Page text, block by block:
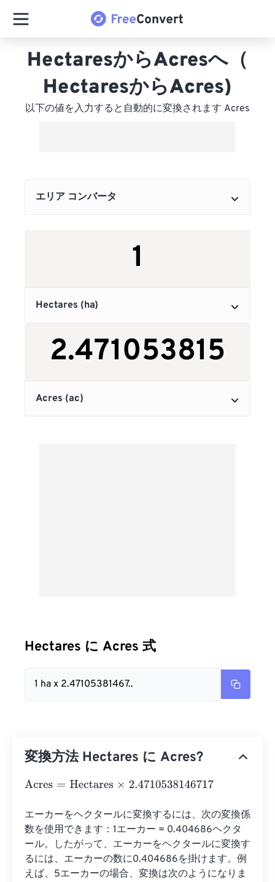
HectaresからAcresへ（
HectaresからAcres)
以下の値を入力すると自動的に変換されます Acres
Hectares に Acres 式
1 ha x 2.47105381467..
変換方法 Hectares に Acres?
Acres= Hectares×2.4710538146717
エーカーをヘクタールに変換するには、次の変換係
数を使用できます：1エーカー = 0.404686ヘクタ
ール。したがって、エーカーをヘクタールに変換す
るには、エーカーの数に0.404686を掛けます。例
えば、5エーカーの場合、変換は次のようになりま